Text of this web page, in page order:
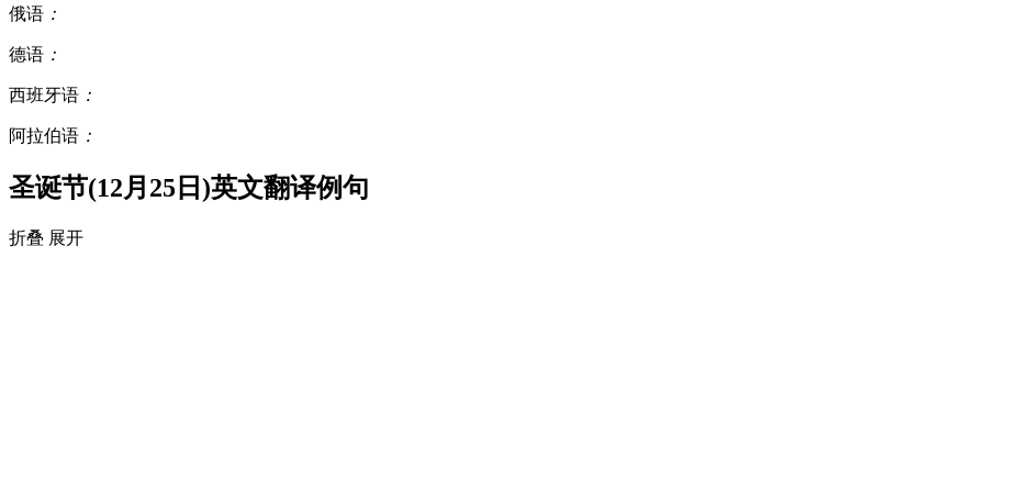
俄语 ：
德语 ：
西班牙语 ：
阿拉伯语 ：
圣诞节(12月25日)英文翻译例句
折叠 展开